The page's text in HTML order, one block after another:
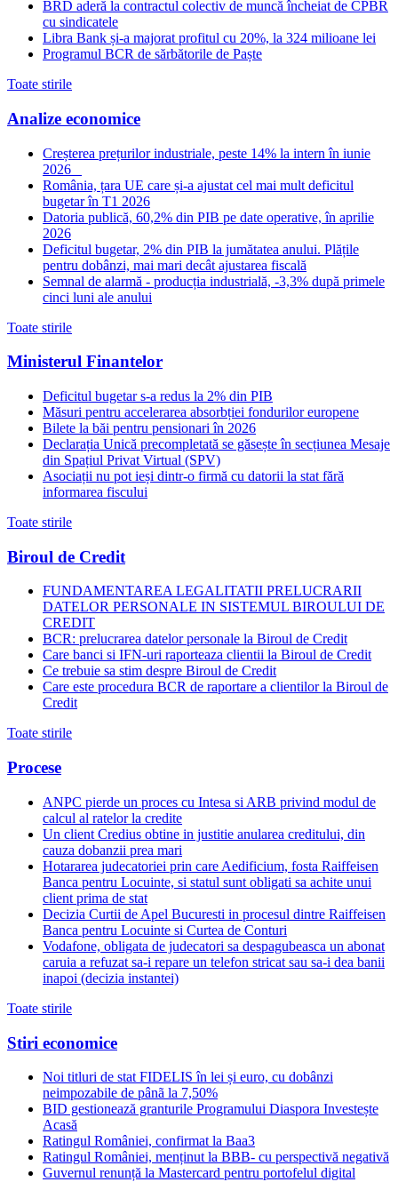
BRD aderă la contractul colectiv de muncă încheiat de CPBR
cu sindicatele
Libra Bank și-a majorat profitul cu 20%, la 324 milioane lei
Programul BCR de sărbătorile de Paște
Toate stirile
Analize economice
Creșterea prețurilor industriale, peste 14% la intern în iunie
2026
România, țara UE care și-a ajustat cel mai mult deficitul
bugetar în T1 2026
Datoria publică, 60,2% din PIB pe date operative, în aprilie
2026
Deficitul bugetar, 2% din PIB la jumătatea anului. Plățile
pentru dobânzi, mai mari decât ajustarea fiscală
Semnal de alarmă - producția industrială, -3,3% după primele
cinci luni ale anului
Toate stirile
Ministerul Finantelor
Deficitul bugetar s-a redus la 2% din PIB
Măsuri pentru accelerarea absorbției fondurilor europene
Bilete la băi pentru pensionari în 2026
Declarația Unică precompletată se găsește în secțiunea Mesaje
din Spațiul Privat Virtual (SPV)
Asociații nu pot ieși dintr-o firmă cu datorii la stat fără
informarea fiscului
Toate stirile
Biroul de Credit
FUNDAMENTAREA LEGALITATII PRELUCRARII
DATELOR PERSONALE IN SISTEMUL BIROULUI DE
CREDIT
BCR: prelucrarea datelor personale la Biroul de Credit
Care banci si IFN-uri raporteaza clientii la Biroul de Credit
Ce trebuie sa stim despre Biroul de Credit
Care este procedura BCR de raportare a clientilor la Biroul de
Credit
Toate stirile
Procese
ANPC pierde un proces cu Intesa si ARB privind modul de
calcul al ratelor la credite
Un client Credius obtine in justitie anularea creditului, din
cauza dobanzii prea mari
Hotararea judecatoriei prin care Aedificium, fosta Raiffeisen
Banca pentru Locuinte, si statul sunt obligati sa achite unui
client prima de stat
Decizia Curtii de Apel Bucuresti in procesul dintre Raiffeisen
Banca pentru Locuinte si Curtea de Conturi
Vodafone, obligata de judecatori sa despagubeasca un abonat
caruia a refuzat sa-i repare un telefon stricat sau sa-i dea banii
inapoi (decizia instantei)
Toate stirile
Stiri economice
Noi titluri de stat FIDELIS în lei și euro, cu dobânzi
neimpozabile de pânã la 7,50%
BID gestionează granturile Programului Diaspora Investește
Acasă
Ratingul României, confirmat la Baa3
Ratingul României, menținut la BBB- cu perspectivă negativă
Guvernul renunță la Mastercard pentru portofelul digital